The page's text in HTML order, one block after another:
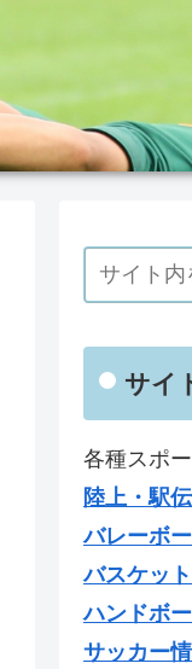
サイ
各種スポ
陸上・駅
バレーボ
バスケッ
ハンドボ
サッカー